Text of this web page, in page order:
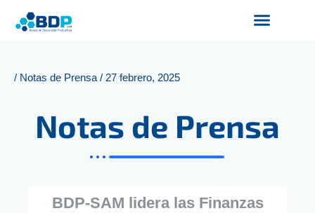
/ Notas de Prensa/ 27 febrero, 2025
Notas de Prensa
BDP-SAM lidera las Finanzas